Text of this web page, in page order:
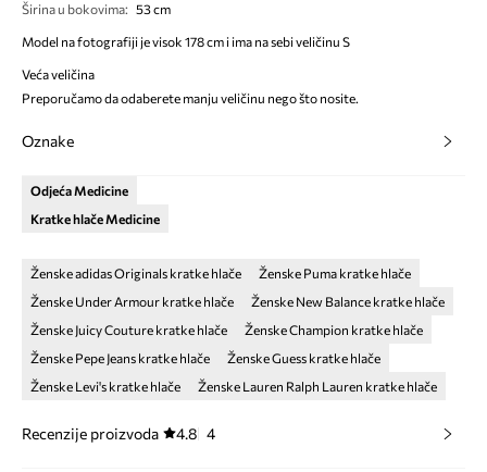
Širina u bokovima: 53 cm
Model na fotografiji je visok 178 cm i ima na sebi veličinu S
Veća veličina
Preporučamo da odaberete manju veličinu nego što nosite.
Oznake
Odjeća Medicine
Kratke hlače Medicine
Ženske adidas Originals kratke hlače
Ženske Puma kratke hlače
Ženske Under Armour kratke hlače
Ženske New Balance kratke hlače
Ženske Juicy Couture kratke hlače
Ženske Champion kratke hlače
Ženske Pepe Jeans kratke hlače
Ženske Guess kratke hlače
Ženske Levi's kratke hlače
Ženske Lauren Ralph Lauren kratke hlače
Recenzije proizvoda 4.8 4